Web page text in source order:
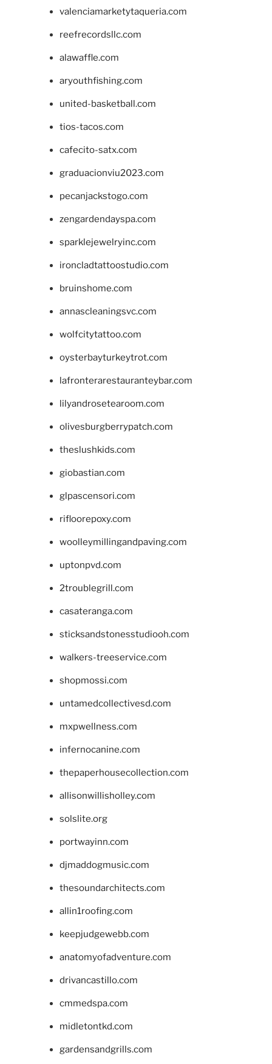
valenciamarketytaqueria.com
reefrecordsllc.com
alawaffle.com
aryouthfishing.com
united-basketball.com
tios-tacos.com
cafecito-satx.com
graduacionviu2023.com
pecanjackstogo.com
zengardendayspa.com
sparklejewelryinc.com
ironcladtattoostudio.com
bruinshome.com
annascleaningsvc.com
wolfcitytattoo.com
oysterbayturkeytrot.com
lafronterarestauranteybar.com
lilyandrosetearoom.com
olivesburgberrypatch.com
theslushkids.com
giobastian.com
glpascensori.com
rifloorepoxy.com
woolleymillingandpaving.com
uptonpvd.com
2troublegrill.com
casateranga.com
sticksandstonesstudiooh.com
walkers-treeservice.com
shopmossi.com
untamedcollectivesd.com
mxpwellness.com
infernocanine.com
thepaperhousecollection.com
allisonwillisholley.com
solslite.org
portwayinn.com
djmaddogmusic.com
thesoundarchitects.com
allin1roofing.com
keepjudgewebb.com
anatomyofadventure.com
drivancastillo.com
cmmedspa.com
midletontkd.com
gardensandgrills.com